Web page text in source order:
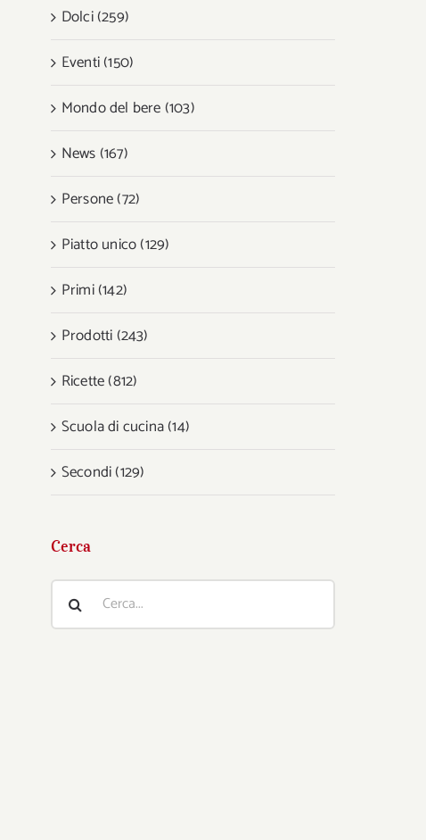
Dolci (259)
Eventi (150)
Mondo del bere (103)
News (167)
Persone (72)
Piatto unico (129)
Primi (142)
Prodotti (243)
Ricette (812)
Scuola di cucina (14)
Secondi (129)
Cerca
Cerca
per: